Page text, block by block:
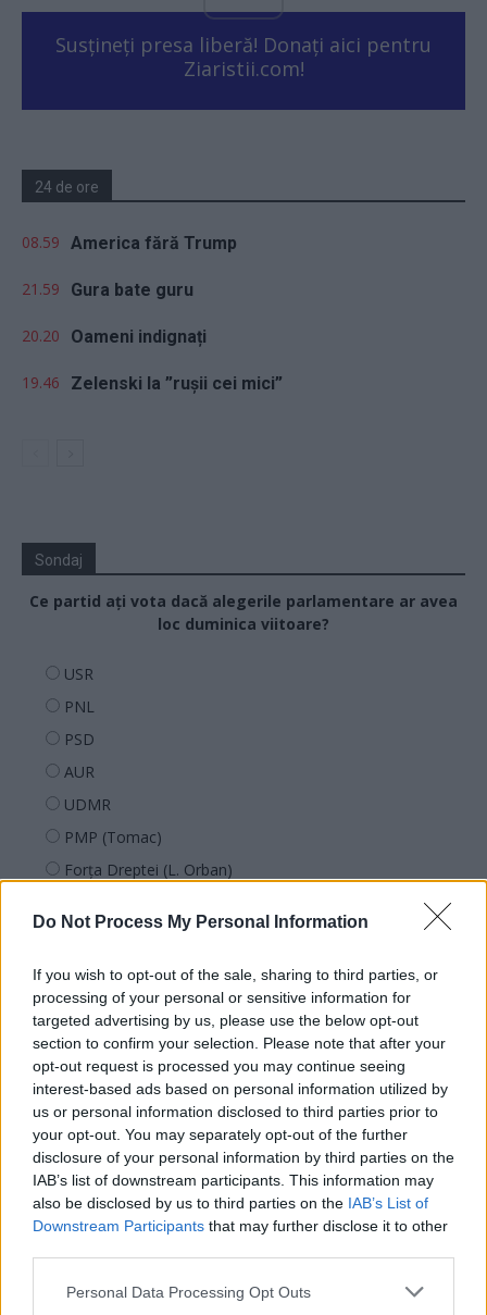
Do Not Process My Personal Information
If you wish to opt-out of the sale, sharing to third parties, or
processing of your personal or sensitive information for
targeted advertising by us, please use the below opt-out
section to confirm your selection. Please note that after your
opt-out request is processed you may continue seeing
interest-based ads based on personal information utilized by
us or personal information disclosed to third parties prior to
your opt-out. You may separately opt-out of the further
disclosure of your personal information by third parties on the
IAB’s list of downstream participants. This information may
also be disclosed by us to third parties on the IAB’s List of
Downstream Participants that may further disclose it to other
Personal Data Processing Opt Outs
Susțineți presa liberă! Donați aici pentru
Ziaristii.com!
24 de ore
08.59 America fără Trump
21.59 Gura bate guru
20.20 Oameni indignați
19.46 Zelenski la ”rușii cei mici”
Sondaj
Ce partid ați vota dacă alegerile parlamentare ar avea
loc duminica viitoare?
USR
PNL
PSD
AUR
UDMR
PMP (Tomac)
Forța Dreptei (L. Orban)
SENS
SOS (Șoșoacă)
POT (Gavrilă)
PACE (Peia)
Acțiunea Conservatoare (Târziu)
PDF (Lazarus)
PUSL (D. Voiculescu)
PNȚCD (Pavelescu)
PNCR (Terheș)
Partidul Patrioților (Surugiu)
FAR (Coarnă)